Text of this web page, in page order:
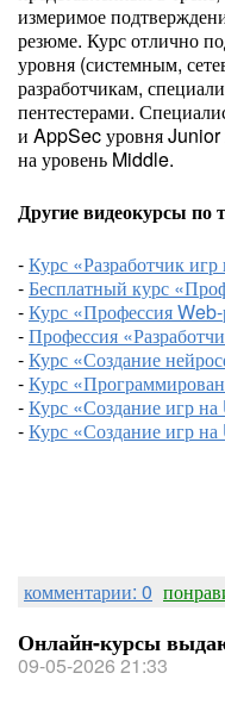
измеримое
резюме. Курс отлично
уровня (системным,
разработчикам,
пентестерами.
и AppSec уровня
на уровень Middle.
Другие видеокурсы по
-Курс «Разработчик
-Бесплатный курс
-Курс «Профессия Web-
-Профессия
-Курс «Создание
-Курс
-Курс «Создание игр
-Курс «Создание игр
комментарии: 0
Онлайн-курсы
09-05-2026 21:33